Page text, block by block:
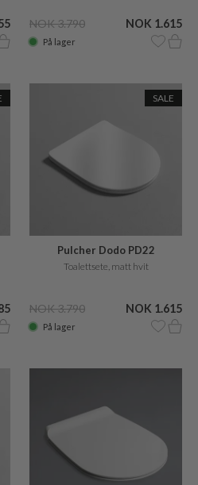
NOK 3.790 NOK 1.615
På lager
SALE
Pulcher Dodo PD22
Toalettsete, matt hvit
NOK 3.790 NOK 1.615
På lager